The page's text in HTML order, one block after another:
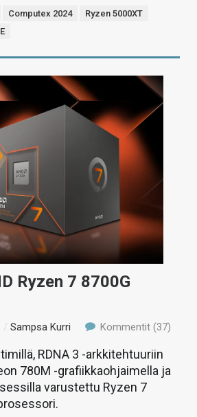
Computex 2024
Ryzen 5000XT
Ryzen 7 8700G
/Sampsa Kurri Kommentit (37)
RDNA 3 -arkkitehtuuriin
780M -grafiikkaohjaimella ja
varustettu Ryzen 7